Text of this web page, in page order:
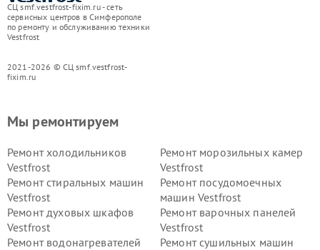
СЦ smf.vestfrost-fixim.ru - сеть
сервисных центров в Симферополе
по ремонту и обслуживанию техники
Vestfrost
2021-2026 © СЦ smf.vestfrost-
fixim.ru
Мы ремонтируем
Ремонт холодильников
Vestfrost
Ремонт морозильных камер
Vestfrost
Ремонт стиральных машин
Vestfrost
Ремонт посудомоечных
машин Vestfrost
Ремонт духовых шкафов
Vestfrost
Ремонт варочных панелей
Vestfrost
Ремонт водонагревателей
Ремонт сушильных машин